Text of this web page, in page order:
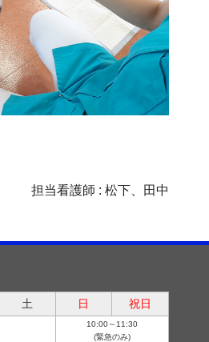
担当看護師 : 松下、田中
土 日 祝日
10:00～11:30
(緊急のみ)